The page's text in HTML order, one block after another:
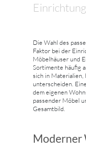
Die Wahl des
Faktor bei der
Möbelhäuser und
Sortimente häufig
sich in Materialien,
unterscheiden.
dem eigenen
passender Möbel
Gesamtbild.
Moderner